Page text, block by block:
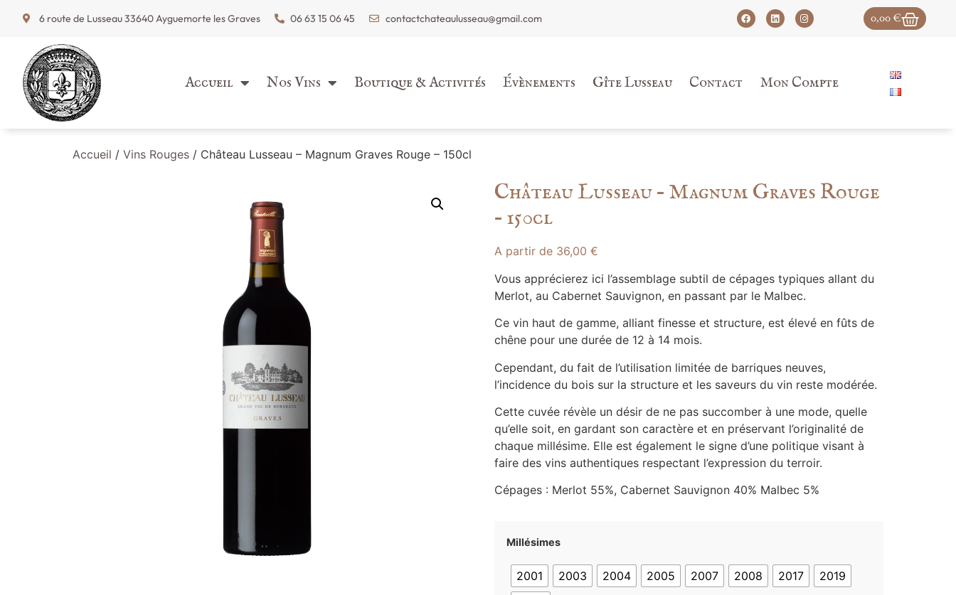
6 route de Lusseau 33640 Ayguemorte les Graves 06 63 15 06 45 contactchateaulusseau@gmail.com 0,00€
Accueil Nos Vins Boutique & Activités Évènements Gîte Lusseau Contact Mon Compte
Accueil / Vins Rouges / Château Lusseau – Magnum Graves Rouge – 150cl
Château Lusseau – Magnum Graves Rouge
– 150cl
A partir de 36,00 €
Vous apprécierez ici l’assemblage subtil de cépages typiques allant du
Merlot, au Cabernet Sauvignon, en passant par le Malbec.
Ce vin haut de gamme, alliant finesse et structure, est élevé en fûts de
chêne pour une durée de 12 à 14 mois.
Cependant, du fait de l’utilisation limitée de barriques neuves,
l’incidence du bois sur la structure et les saveurs du vin reste modérée.
Cette cuvée révèle un désir de ne pas succomber à une mode, quelle
qu’elle soit, en gardant son caractère et en préservant l’originalité de
chaque millésime. Elle est également le signe d’une politique visant à
faire des vins authentiques respectant l’expression du terroir.
Cépages : Merlot 55%, Cabernet Sauvignon 40% Malbec 5%
Millésimes
2001 2003 2004 2005 2007 2008 2017
2019